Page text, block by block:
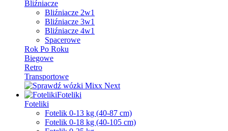
Bliźniacze
Bliźniacze 2w1
Bliźniacze 3w1
Bliźniacze 4w1
Spacerowe
Rok Po Roku
Biegowe
Retro
Transportowe
Foteliki
Foteliki
Fotelik 0-13 kg (40-87 cm)
Fotelik 0-18 kg (40-105 cm)